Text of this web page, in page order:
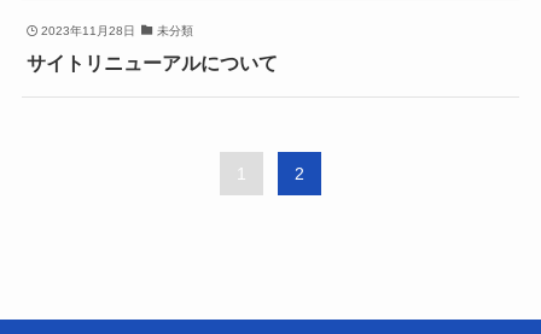
2023年11月28日 未分類
サイトリニューアルについて
1 2